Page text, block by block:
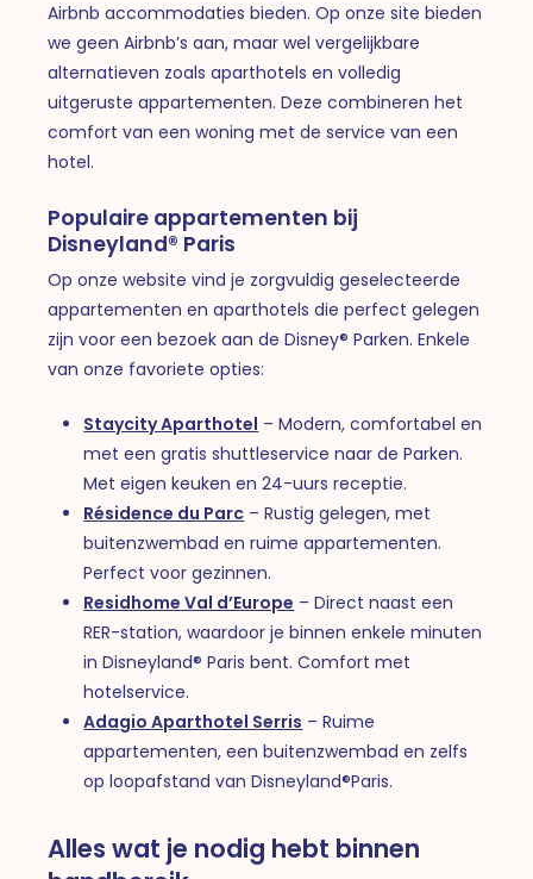
Airbnb accommodaties bieden. Op onze site bieden
we geen Airbnb’s aan, maar wel vergelijkbare
alternatieven zoals aparthotels en volledig
uitgeruste appartementen. Deze combineren het
comfort van een woning met de service van een
hotel.
Populaire appartementen bij
Disneyland® Paris
Op onze website vind je zorgvuldig geselecteerde
appartementen en aparthotels die perfect gelegen
zijn voor een bezoek aan de Disney® Parken. Enkele
van onze favoriete opties:
Staycity Aparthotel – Modern, comfortabel en
met een gratis shuttleservice naar de Parken.
Met eigen keuken en 24-uurs receptie.
Résidence du Parc – Rustig gelegen, met
buitenzwembad en ruime appartementen.
Perfect voor gezinnen.
Residhome Val d’Europe – Direct naast een
RER-station, waardoor je binnen enkele minuten
in Disneyland® Paris bent. Comfort met
hotelservice.
Adagio Aparthotel Serris – Ruime
appartementen, een buitenzwembad en zelfs
op loopafstand van Disneyland®Paris.
Alles wat je nodig hebt binnen